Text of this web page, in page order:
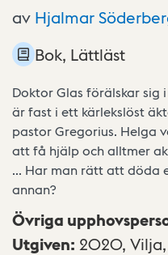
av Hjalmar
Bok, Lättläst
Doktor Glas förälskar sig
är fast i ett kärlekslöst
pastor Gregorius. Helga
att få hjälp och alltmer
... Har man rätt att döda
annan?
Övriga
Utgiven: 2020, Vilja,